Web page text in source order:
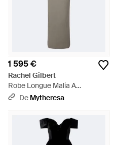
1 595 €
Rachel Gilbert
Robe Longue Malia A
Ornements - Blanc
De Mytheresa